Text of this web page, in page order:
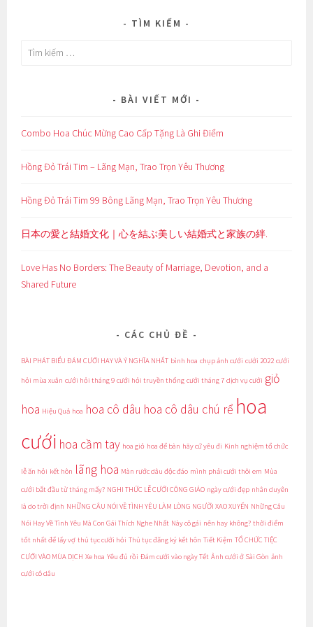
TÌM KIẾM
Tìm
BÀI VIẾT MỚI
Combo Hoa Chúc Mừng Cao Cấp Tặng Là Ghi Điểm
Hồng Đỏ Trái Tim – Lãng Mạn, Trao Trọn Yêu Thương
Hồng Đỏ Trái Tim 99 Bông Lãng Mạn, Trao Trọn Yêu Thương
日本の愛と結婚文化｜心を結ぶ美しい結婚式と家族の絆.
Love Has No Borders: The Beauty of Marriage, Devotion, and a
Shared Future
CÁC CHỦ ĐỀ
BÀI PHÁT BIỂU ĐÁM CƯỚI HAY VÀ Ý NGHĨA NHẤT bình hoa chụp ảnh cưới cưới 2022 cưới
hỏi mùa xuân cưới hỏi tháng 9 cưới hỏi truyền thống cưới tháng 7 dịch vụ cưới giỏ
hoa Hiệu Quả hoa hoa cô dâu hoa cô dâu chú rể hoa
cưới hoa cầm tay hoa giỏ hoa để bàn hãy cứ yêu đi Kinh nghiệm tổ chức
lễ ăn hỏi kết hôn lãng hoa Màn rước dâu độc đáo mình phải cưới thôi em Mùa
cưới bắt đầu từ tháng mấy? NGHI THỨC LỄ CƯỚI CÔNG GIÁO ngày cưới đẹp nhân duyên
là do trời định NHỮNG CÂU NÓI VỀ TÌNH YÊU LÀM LÒNG NGƯỜI XAO XUYẾN Những Câu
Nói Hay Về Tình Yêu Mà Con Gái Thích Nghe Nhất Này cô gái nên hay không? thời điểm
tốt nhất để lấy vợ thủ tục cưới hỏi Thủ tục đăng ký kết hôn Tiết Kiệm TỔ CHỨC TIỆC
CƯỚI VÀO MÙA DỊCH Xe hoa Yêu đủ rồi Đám cưới vào ngày Tết Ảnh cưới ở Sài Gòn ảnh
cưới cô dâu